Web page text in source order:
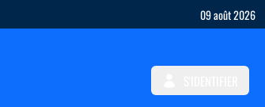
09 août 2026